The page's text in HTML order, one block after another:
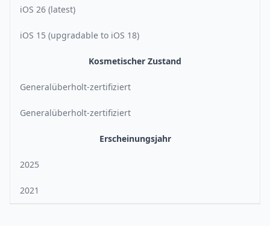
iOS 26 (latest)
iOS 15 (upgradable to iOS 18)
Kosmetischer Zustand
Generalüberholt-zertifiziert
Generalüberholt-zertifiziert
Erscheinungsjahr
2025
2021